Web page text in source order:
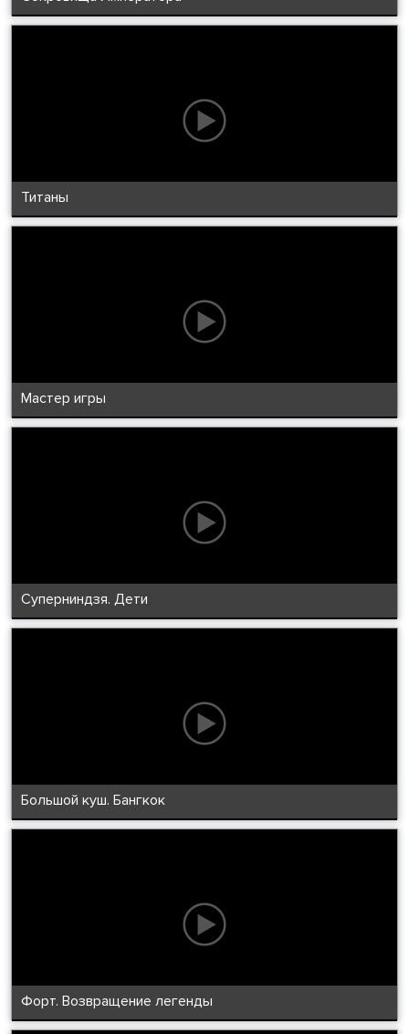
Титаны
Мастер игры
Суперниндзя. Дети
Большой куш. Бангкок
Форт. Возвращение легенды